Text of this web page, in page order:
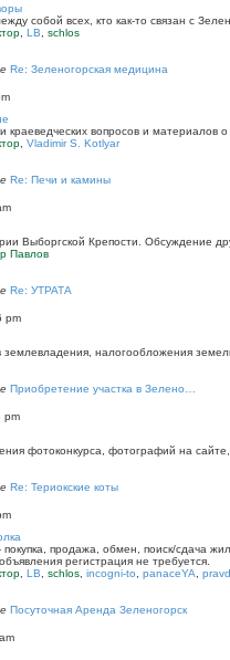
собой всех, кто как-то связан с
LB
schlos
Re: Зеленогорская медицина
краеведческих вопросов и материалов
Vladimir S. Kotlyar
Re: Печи и камины
Выборгской Крепости. Обсуждение
Павлов
Re: УТРАТА
pm
налогообложения
Приобретение участка в Зелено…
pm
фотоконкурса, фотографий на
Re: Териокские коты
продажа, обмен, поиск/сдача
регистрация не требуется.
LB schlos incogni-to panaceYA
Посуточная Аренда Зеленогорск